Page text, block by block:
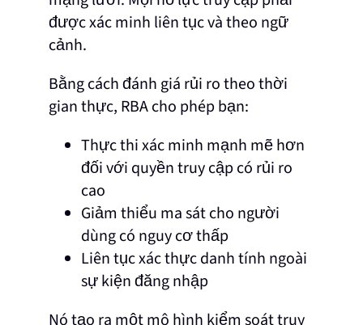
được xác minh liên tục và theo ngữ
cảnh.
Bằng cách đánh giá rủi ro theo thời
gian thực, RBA cho phép bạn:
Thực thi xác minh mạnh mẽ hơn
đối với quyền truy cập có rủi ro
cao
Giảm thiểu ma sát cho người
dùng có nguy cơ thấp
Liên tục xác thực danh tính ngoài
sự kiện đăng nhập